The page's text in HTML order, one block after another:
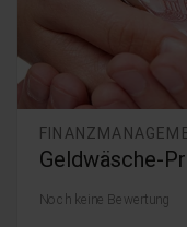
Geldwäsche-
Noch keine Bewertung